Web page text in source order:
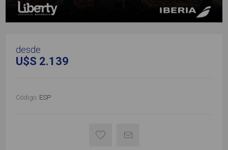
desde
U$S 2.139
Código: ESP